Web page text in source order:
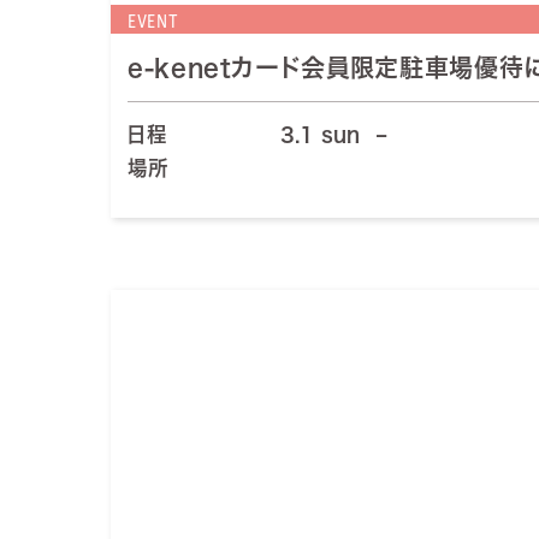
EVENT
e-kenetカード会員限定駐車場優待
日程 3.1 sun
–
場所